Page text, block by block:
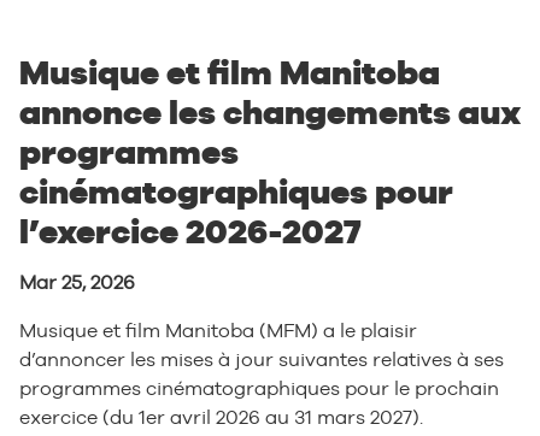
Musique et film Manitoba
annonce les changements aux
programmes
cinématographiques pour
l’exercice 2026-2027
Mar 25, 2026
Musique et film Manitoba (MFM) a le plaisir
d’annoncer les mises à jour suivantes relatives à ses
programmes cinématographiques pour le prochain
exercice (du 1er avril 2026 au 31 mars 2027).